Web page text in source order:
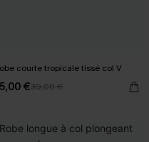
courte tropicale tissé col V
€39,00 €